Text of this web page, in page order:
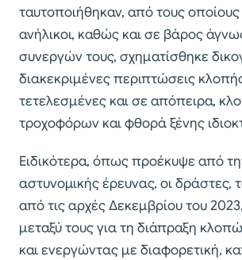
ταυτοποιήθηκαν, από τους οποίους
ανήλικοι, καθώς και σε βάρος
συνεργών τους, σχηματίσθηκε
διακεκριμένες περιπτώσεις
τετελεσμένες και σε απόπειρα,
τροχοφόρων και φθορά ξένης
Ειδικότερα, όπως προέκυψε από
αστυνομικής έρευνας, οι δράστες,
από τις αρχές Δεκεμβρίου του
μεταξύ τους για τη διάπραξη
και ενεργώντας με διαφορετική,